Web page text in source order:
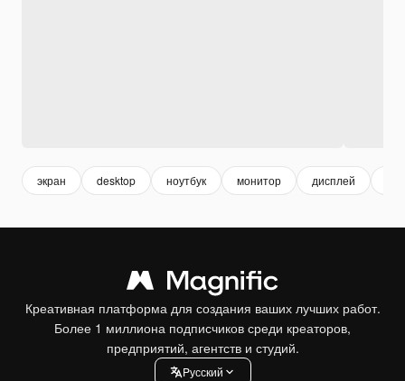
экран desktop ноутбук монитор дисплей
Креативная платформа для создания ваших лучших работ.
Более 1 миллиона подписчиков среди креаторов,
предприятий, агентств и студий.
Pусский